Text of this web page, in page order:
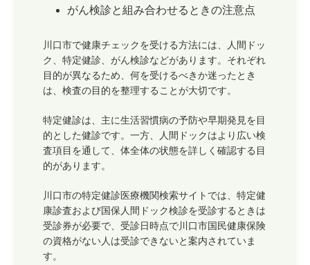
がん検診と組み合わせるときの注意点
川口市で健康チェックを受ける方法には、人間ドッ
ク、特定健診、がん検診などがあります。それぞれ
目的が異なるため、何を受けるべきか迷ったとき
は、検査の目的を整理することが大切です。
特定健診は、主に生活習慣病の予防や早期発見を目
的とした健診です。一方、人間ドックはより広い検
査項目を通して、体全体の状態を詳しく確認する目
的があります。
川口市の特定健診医療機関検索サイトでは、特定健
康診査および国保人間ドック検診を受診するときは
受診券が必要で、受診日時点で川口市国民健康保険
の資格がない人は受診できないと案内されていま
す。